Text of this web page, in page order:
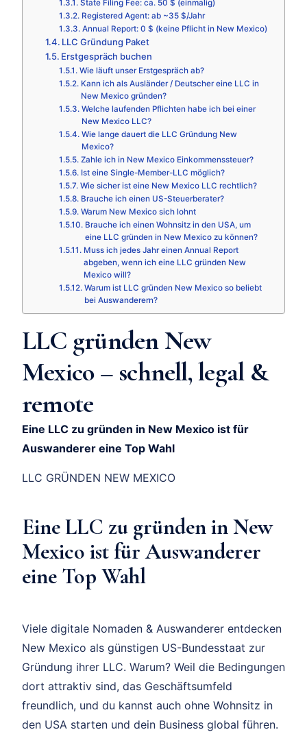
State Filing Fee: ca. 50 $ (einmalig)
Registered Agent: ab ~35 $/Jahr
Annual Report: 0 $ (keine Pflicht in New Mexico)
LLC Gründung Paket
Erstgespräch buchen
Wie läuft unser Erstgespräch ab?
Kann ich als Ausländer / Deutscher eine LLC in
New Mexico gründen?
Welche laufenden Pflichten habe ich bei einer
New Mexico LLC?
Wie lange dauert die LLC Gründung New
Mexico?
Zahle ich in New Mexico Einkommenssteuer?
Ist eine Single-Member-LLC möglich?
Wie sicher ist eine New Mexico LLC rechtlich?
Brauche ich einen US-Steuerberater?
Warum New Mexico sich lohnt
Brauche ich einen Wohnsitz in den USA, um
eine LLC gründen in New Mexico zu können?
Muss ich jedes Jahr einen Annual Report
abgeben, wenn ich eine LLC gründen New
Mexico will?
Warum ist LLC gründen New Mexico so beliebt
bei Auswanderern?
LLC gründen New
Mexico – schnell, legal &
remote
Eine LLC zu gründen in New Mexico ist für
Auswanderer eine Top Wahl
LLC GRÜNDEN NEW MEXICO
Eine LLC zu gründen in New
Mexico ist für Auswanderer
eine Top Wahl
Viele digitale Nomaden & Auswanderer entdecken
New Mexico als günstigen US-Bundesstaat zur
Gründung ihrer LLC. Warum? Weil die Bedingungen
dort attraktiv sind, das Geschäftsumfeld
freundlich, und du kannst auch ohne Wohnsitz in
den USA starten und dein Business global führen.